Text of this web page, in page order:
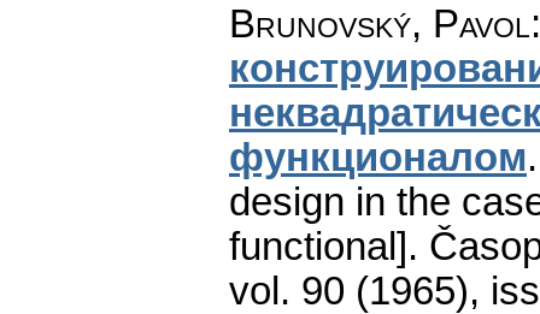
Brunovský, Pavol
функционалом
design in the
functional].
vol. 90 (1965),